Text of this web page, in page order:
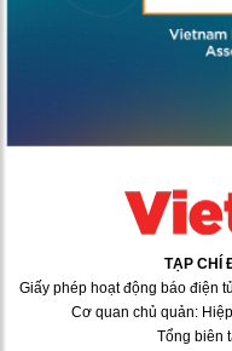
TẠP CHÍ
Giấy phép hoạt động báo điện
Cơ quan chủ quản:
Tổng biên